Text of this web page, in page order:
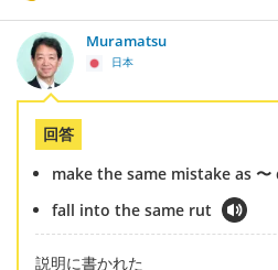
Muramatsu
日本
回答
make the same mistake as
fall into the same rut
説明に書かれた